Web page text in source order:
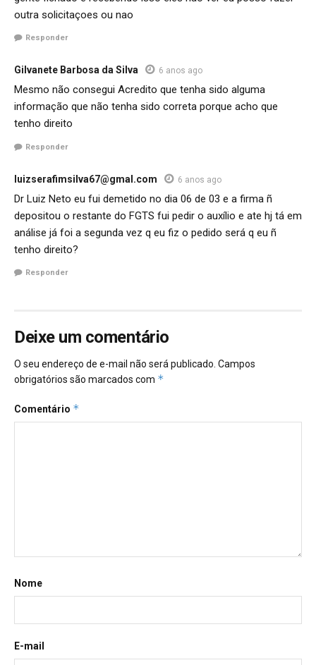
outra solicitaçoes ou nao
Responder
Gilvanete Barbosa da Silva 6 anos ago
Mesmo não consegui Acredito que tenha sido alguma
informação que não tenha sido correta porque acho que
tenho direito
Responder
luizserafimsilva67@gmal.com 6 anos ago
Dr Luiz Neto eu fui demetido no dia 06 de 03 e a firma ñ
depositou o restante do FGTS fui pedir o auxílio e ate hj tá em
análise já foi a segunda vez q eu fiz o pedido será q eu ñ
tenho direito?
Responder
Deixe um comentário
O seu endereço de e-mail não será publicado. Campos
obrigatórios são marcados com *
Comentário *
Nome
E-mail